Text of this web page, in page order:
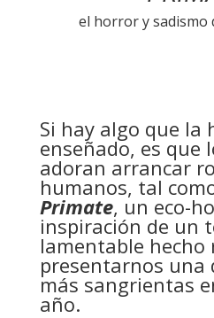
el horror y sadismo
Si hay algo que la
enseñado, es que
adoran arrancar
humanos, tal
Primate, un eco-
inspiración de un
lamentable hecho
presentarnos una
más sangrientas
año.